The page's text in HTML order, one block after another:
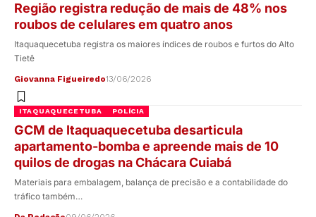
Região registra redução de mais de 48% nos
roubos de celulares em quatro anos
Itaquaquecetuba registra os maiores índices de roubos e furtos do Alto
Tietê
Giovanna Figueiredo13/06/2026
ITAQUAQUECETUBA POLÍCIA
GCM de Itaquaquecetuba desarticula
apartamento-bomba e apreende mais de 10
quilos de drogas na Chácara Cuiabá
Materiais para embalagem, balança de precisão e a contabilidade do
tráfico também…